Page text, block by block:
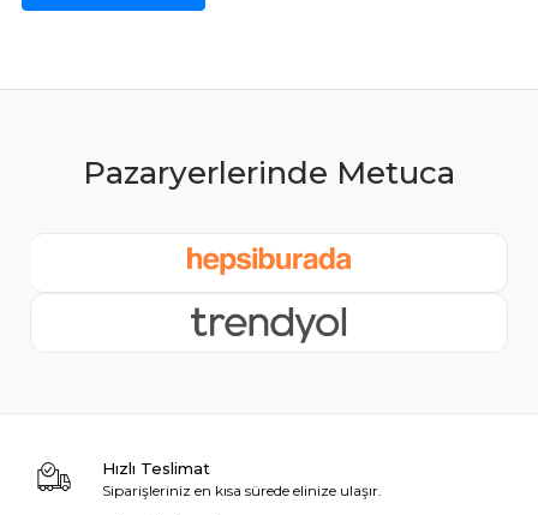
Hızlı Teslimat
Siparişleriniz en kısa sürede elinize ulaşır.